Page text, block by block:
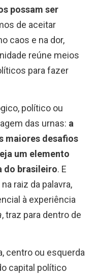
possam ser
de aceitar
caos e na dor,
reúne meios
para fazer
político ou
das urnas: a
maiores desafios
um elemento
do brasileiro. E
na raiz da palavra,
à experiência
, traz para dentro de
centro ou esquerda
capital político